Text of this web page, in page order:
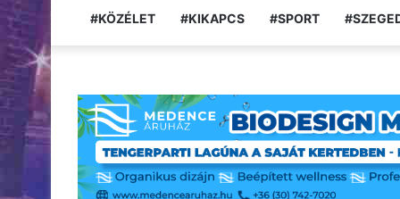
#KÖZÉLET #KIKAPCS #SPORT